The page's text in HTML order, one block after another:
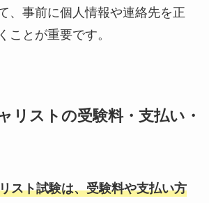
、事前に個人情報や連絡先を正
ことが重要です。
リストの受験料・支払い・
スト試験は、受験料や支払い方